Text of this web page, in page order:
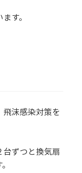
す。
飛沫感染対策を
台ずつと換気扇